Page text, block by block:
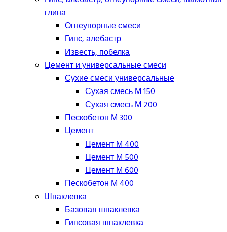
глина
Огнеупорные смеси
Гипс, алебастр
Известь, побелка
Цемент и универсальные смеси
Сухие смеси универсальные
Сухая смесь М 150
Сухая смесь М 200
Пескобетон М 300
Цемент
Цемент М 400
Цемент М 500
Цемент М 600
Пескобетон М 400
Шпаклевка
Базовая шпаклевка
Гипсовая шпаклевка